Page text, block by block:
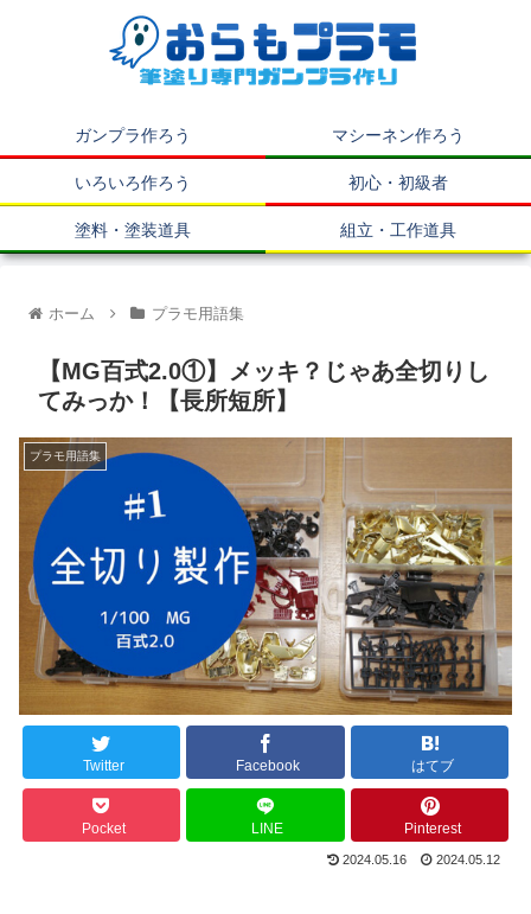
ガンプラ作ろう マシーネン作ろう
いろいろ作ろう 初心・初級者
塗料・塗装道具 組立・工作道具
ホーム プラモ用語集
【MG百式2.0①】メッキ？じゃあ全切りし
てみっか！【長所短所】
プラモ用語集
Twitter Facebook はてブ
Pocket LINE Pinterest
2024.05.16 2024.05.12